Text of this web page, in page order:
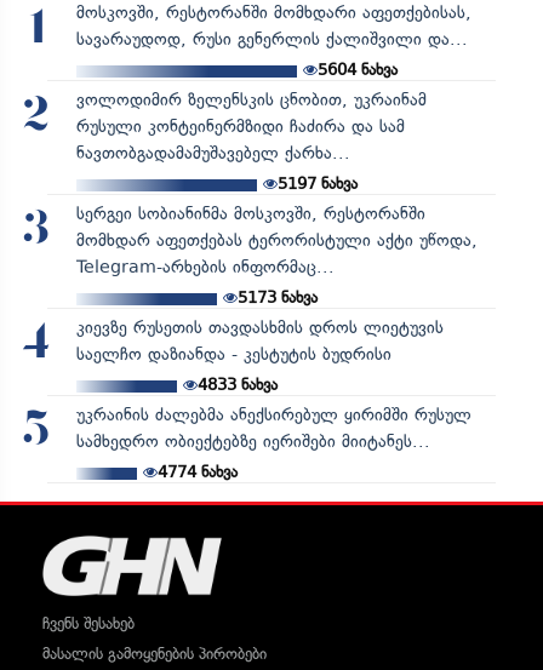
1
მოსკოვში, რესტორანში მომხდარი აფეთქებისას,
სავარაუდოდ, რუსი გენერლის ქალიშვილი და...
5604ნახვა
2
ვოლოდიმირ ზელენსკის ცნობით, უკრაინამ
რუსული კონტეინერმზიდი ჩაძირა და სამ
ნავთობგადამამუშავებელ ქარხა...
5197ნახვა
3
სერგეი სობიანინმა მოსკოვში, რესტორანში
მომხდარ აფეთქებას ტერორისტული აქტი უწოდა,
Telegram-არხების ინფორმაც...
5173ნახვა
4
კიევზე რუსეთის თავდასხმის დროს ლიეტუვის
საელჩო დაზიანდა - კესტუტის ბუდრისი
4833ნახვა
5
უკრაინის ძალებმა ანექსირებულ ყირიმში რუსულ
სამხედრო ობიექტებზე იერიშები მიიტანეს...
4774ნახვა
ჩვენს შესახებ
მასალის გამოყენების პირობები